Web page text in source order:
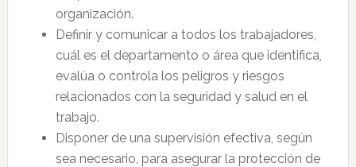
organización.
Definir y comunicar a todos los trabajadores,
cuál es el departamento o área que identifica,
evalúa o controla los peligros y riesgos
relacionados con la seguridad y salud en el
trabajo.
Disponer de una supervisión efectiva, según
sea necesario, para asegurar la protección de